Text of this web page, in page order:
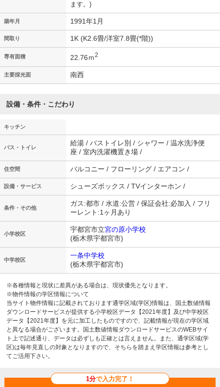
ます。)
築年月 1991年1月
間取り 1K (K2.6畳/洋室7.8畳(*階))
専有面積 22.76ｍ2
主要採光面 南西
設備・条件・こだわり
キッチン
バス・トイレ
給湯 / バストイレ別 / シャワー / 温水洗浄便
座 / 室内洗濯機置き場 /
住空間 バルコニー / フローリング / エアコン /
設備・サービス シューズボックス / TVインターホン /
条件・その他
ガス:都市 / 水道:公営 / 保証会社:必加入 / フリ
ーレント:1ヶ月あり
小学校区
宇都宮市立宮の原小学校
(栃木県宇都宮市)
中学校区
一条中学校
(栃木県宇都宮市)
※各種情報と現状に差異がある場合は、現状優先となります。
※物件情報の学区情報について
当サイト物件情報に記載されております通学区域(学区)情報は、国土数値情報
ダウンロードサービスが提供する小学校区データ【2021年度】及び中学校区
データ【2021年度】を元に加工したものですので、記載情報が現在の学区域
と異なる場合がございます。国土数値情報ダウンロードサービスのWEBサイ
ト上で記述通り、データは必ずしも正確とは言えません。また、通学区域(学
区)は毎年見直しの対象となりますので、そちらを踏まえ学区情報は参考とし
てご活用下さい。
1分で入力完了！